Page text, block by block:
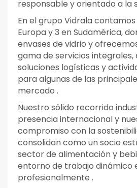
responsable y orientado a la
En el grupo Vidrala
Europa y 3 en Sudamérica,
envases de vidrio y
gama de servicios integrales,
soluciones logísticas y
para algunas de las
mercado .
Nuestro sólido recorrido
presencia internacional y
compromiso con la
consolidan como un socio
sector de alimentación y
entorno de trabajo dinámico
profesionalmente .